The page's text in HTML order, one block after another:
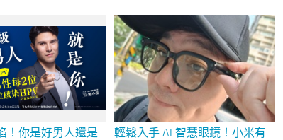
速更新率 滿足創作、娛樂與電
競需求
！你是好男人還是
輕鬆入手 AI 智慧眼鏡！小米有